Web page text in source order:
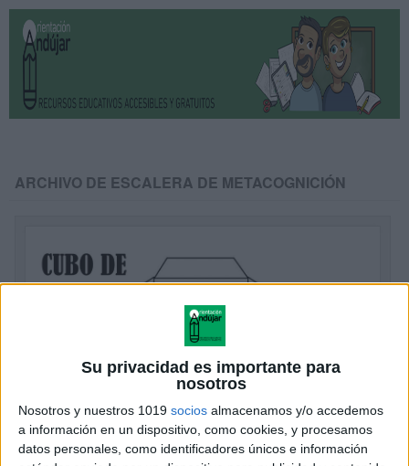
Su privacidad es importante para
nosotros
Nosotros y nuestros 1019 socios almacenamos y/o accedemos
a información en un dispositivo, como cookies, y procesamos
datos personales, como identificadores únicos e información
ARCHIVO DE ESCALERA DE METACOGNICIÓN